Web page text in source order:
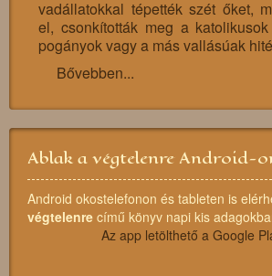
vadállatokkal tépették szét őket,
el, csonkították meg a
pogányok vagy a más vallásúak
Bővebben...
Ablak a végtelenre Android-
Android okostelefonon és tableten is
végtelenre című könyv napi kis
Az app letölthető a Google